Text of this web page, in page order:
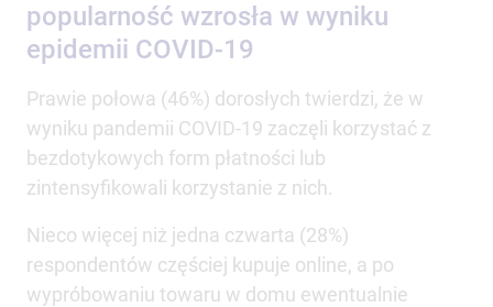
popularność wzrosła w wyniku
epidemii COVID-19
Prawie połowa (46%) dorosłych twierdzi, że w
wyniku pandemii COVID-19 zaczęli korzystać z
bezdotykowych form płatności lub
zintensyfikowali korzystanie z nich.
Nieco więcej niż jedna czwarta (28%)
respondentów częściej kupuje online, a po
wypróbowaniu towaru w domu ewentualnie